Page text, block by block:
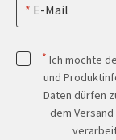
E-Mail
* Ich möchte
und
Daten dürfen
dem